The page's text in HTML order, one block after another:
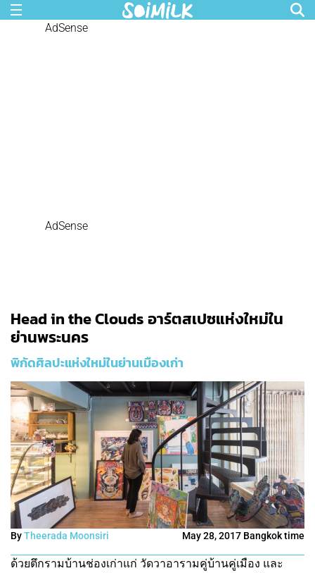
AdSense
AdSense
Head in the Clouds อาร์ตสเปซแห่งใหม่ใน
ย่านพระนคร
พิกัดศิลปะแห่งใหม่ในย่านเมืองเก่า
ByTheerada Moonsiri May 28, 2017 Bangkok time
ด้วยตึกรามบ้านช่องเก่าแก่ วัดวาอารามคู่บ้านคู่เมือง และ